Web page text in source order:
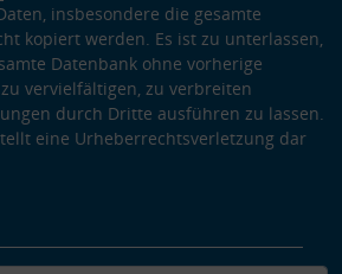
insbesondere die gesamte
kopiert werden. Es ist zu unterlassen,
Datenbank ohne vorherige
vervielfältigen, zu verbreiten
durch Dritte ausführen zu lassen.
eine Urheberrechtsverletzung dar